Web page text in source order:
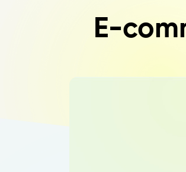
Novità
Raccolta Ordini
E-